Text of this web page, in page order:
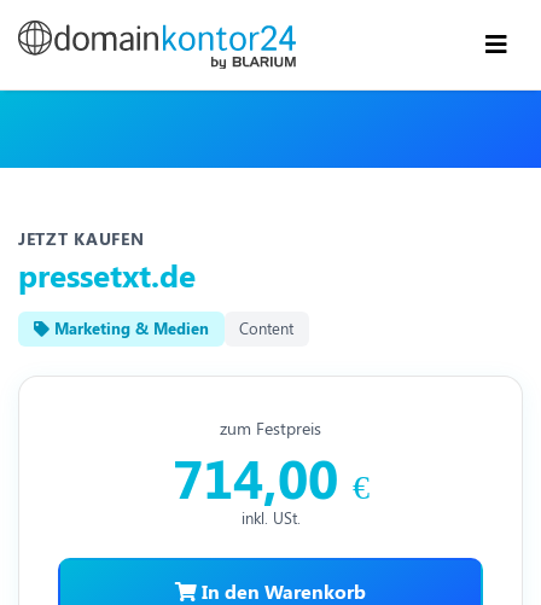
JETZT KAUFEN
pressetxt.de
Marketing & Medien Content
zum Festpreis
714,00 €
inkl. USt.
In den Warenkorb